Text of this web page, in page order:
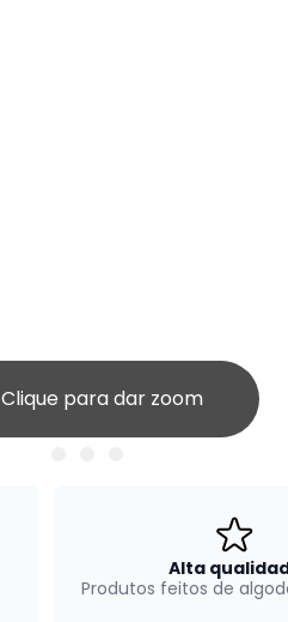
Clique para dar zoom
Alta
Produtos feitos de